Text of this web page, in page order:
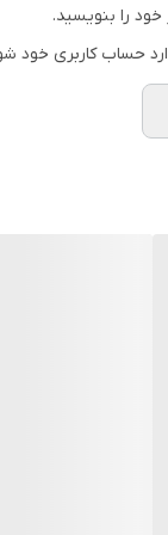
را بنویسید.
حساب کاربری خود